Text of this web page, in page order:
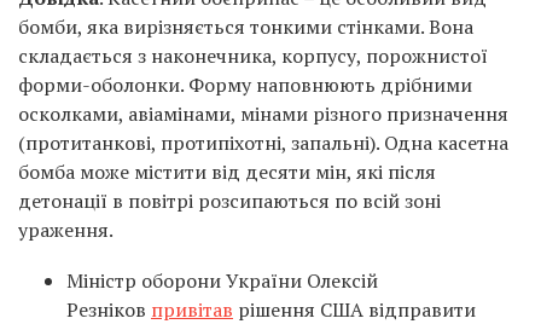
бомби, яка вирізняється тонкими стінками. Вона
складається з наконечника, корпусу, порожнистої
форми-оболонки. Форму наповнюють дрібними
осколками, авіамінами, мінами різного призначення
(протитанкові, протипіхотні, запальні). Одна касетна
бомба може містити від десяти мін, які після
детонації в повітрі розсипаються по всій зоні
ураження.
Міністр оборони України Олексій
Резніков привітав рішення США відправити